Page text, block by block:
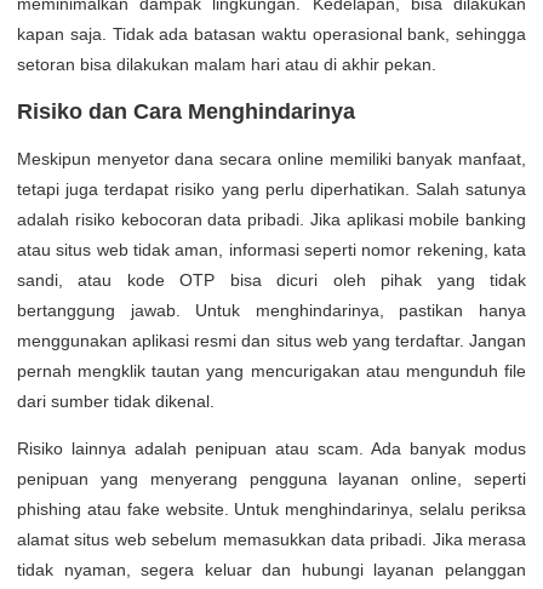
kapan saja. Tidak ada batasan waktu operasional bank, sehingga
setoran bisa dilakukan malam hari atau di akhir pekan.
Risiko dan Cara Menghindarinya
Meskipun menyetor dana secara online memiliki banyak manfaat,
tetapi juga terdapat risiko yang perlu diperhatikan. Salah satunya
adalah risiko kebocoran data pribadi. Jika aplikasi mobile banking
atau situs web tidak aman, informasi seperti nomor rekening, kata
sandi, atau kode OTP bisa dicuri oleh pihak yang tidak
bertanggung jawab. Untuk menghindarinya, pastikan hanya
menggunakan aplikasi resmi dan situs web yang terdaftar. Jangan
pernah mengklik tautan yang mencurigakan atau mengunduh file
dari sumber tidak dikenal.
Risiko lainnya adalah penipuan atau scam. Ada banyak modus
penipuan yang menyerang pengguna layanan online, seperti
phishing atau fake website. Untuk menghindarinya, selalu periksa
alamat situs web sebelum memasukkan data pribadi. Jika merasa
tidak nyaman, segera keluar dan hubungi layanan pelanggan